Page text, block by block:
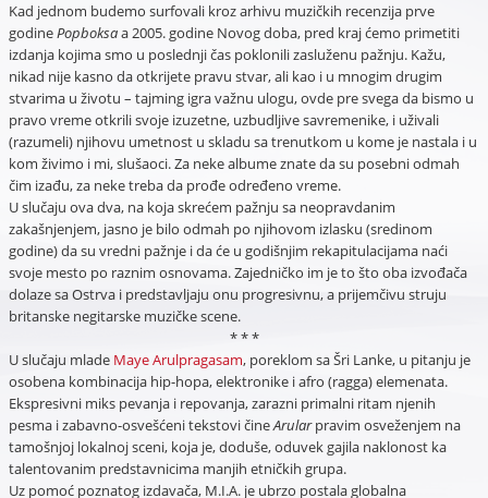
Kad jednom budemo surfovali kroz arhivu muzičkih recenzija prve
godinePopboksaa 2005. godine Novog doba, pred kraj ćemo primetiti
izdanja kojima smo u poslednji čas poklonili zasluženu pažnju. Kažu,
nikad nije kasno da otkrijete pravu stvar, ali kao i u mnogim drugim
stvarima u životu – tajming igra važnu ulogu, ovde pre svega da bismo u
pravo vreme otkrili svoje izuzetne, uzbudljive savremenike, i uživali
(razumeli) njihovu umetnost u skladu sa trenutkom u kome je nastala i u
kom živimo i mi, slušaoci. Za neke albume znate da su posebni odmah
čim izađu, za neke treba da prođe određeno vreme.
U slučaju ova dva, na koja skrećem pažnju sa neopravdanim
zakašnjenjem, jasno je bilo odmah po njihovom izlasku (sredinom
godine) da su vredni pažnje i da će u godišnjim rekapitulacijama naći
svoje mesto po raznim osnovama. Zajedničko im je to što oba izvođača
dolaze sa Ostrva i predstavljaju onu progresivnu, a prijemčivu struju
britanske negitarske muzičke scene.
* * *
U slučaju mlade Maye Arulpragasam, poreklom sa Šri Lanke, u pitanju je
osobena kombinacija hip-hopa, elektronike i afro (ragga) elemenata.
Ekspresivni miks pevanja i repovanja, zarazni primalni ritam njenih
pesma i zabavno-osvešćeni tekstovi čineArularpravim osveženjem na
tamošnjoj lokalnoj sceni, koja je, doduše, oduvek gajila naklonost ka
talentovanim predstavnicima manjih etničkih grupa.
Uz pomoć poznatog izdavača, M.I.A. je ubrzo postala globalna